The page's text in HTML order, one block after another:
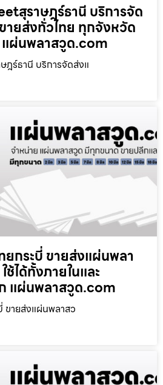
สุราษฎร์ธานี บริการจัด
ยส่งทั่วไทย ทุกจังหวัด
ผ่นพลาสวูด.com
ฎร์ธานี บริการจัดส่งแ
ยกระบี่ ขายส่งแผ่นพลา
ได้ทั้งภายในและ
แผ่นพลาสวูด.com
ขายส่งแผ่นพลาสว